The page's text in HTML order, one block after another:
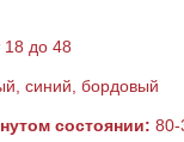
18 до 48
синий, бордовый
состоянии: